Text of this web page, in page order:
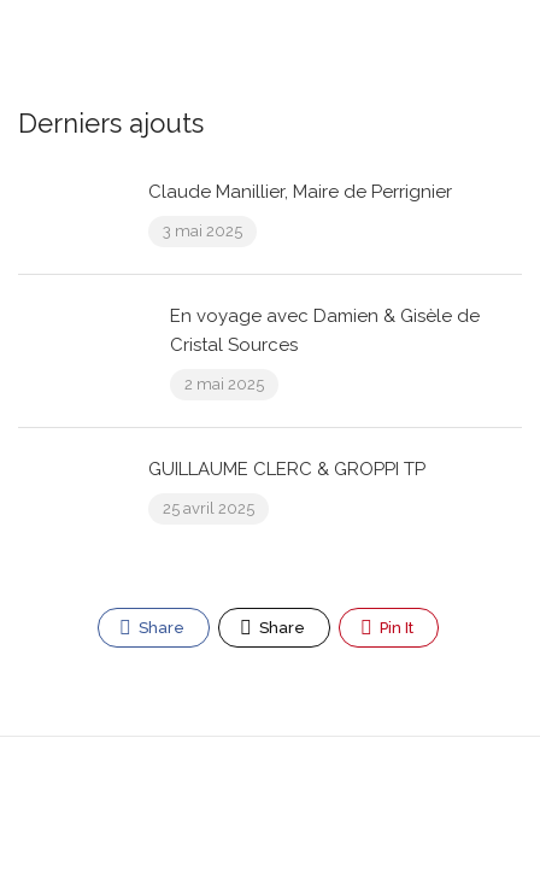
Derniers ajouts
Claude Manillier, Maire de Perrignier
3 mai 2025
En voyage avec Damien & Gisèle de
Cristal Sources
2 mai 2025
GUILLAUME CLERC & GROPPI TP
25 avril 2025
Share Share Pin It